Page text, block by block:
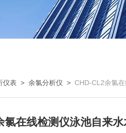
仪表 >余氯分析仪 >CHD-CL2余氯在
氯在线检测仪泳池自来